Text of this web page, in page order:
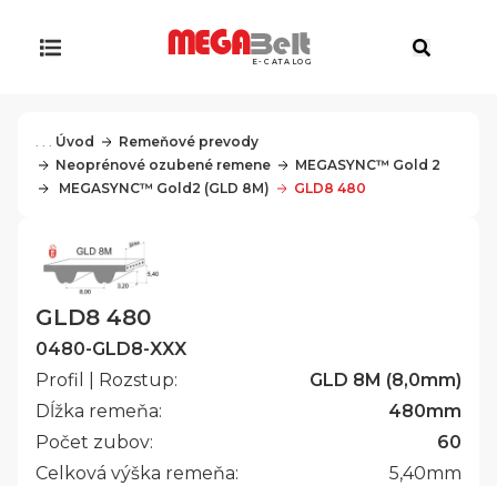
E-CATALOG
. . . Úvod
Remeňové prevody
Neoprénové ozubené remene
MEGASYNC™ Gold 2
MEGASYNC™ Gold2 (GLD 8M)
GLD8 480
GLD8 480
0480-GLD8-XXX
Profil | Rozstup:
GLD 8M (8,0mm)
Dĺžka remeňa:
480mm
Počet zubov:
60
Celková výška remeňa:
5,40mm